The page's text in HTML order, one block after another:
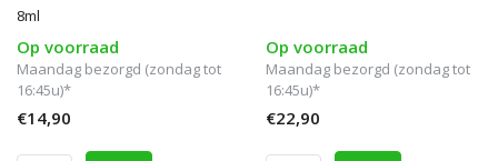
8ml
Op voorraad
Maandag bezorgd (zondag tot
16:45u)*
€14,90
Op voorraad
Maandag bezorgd (zondag tot
16:45u)*
€22,90